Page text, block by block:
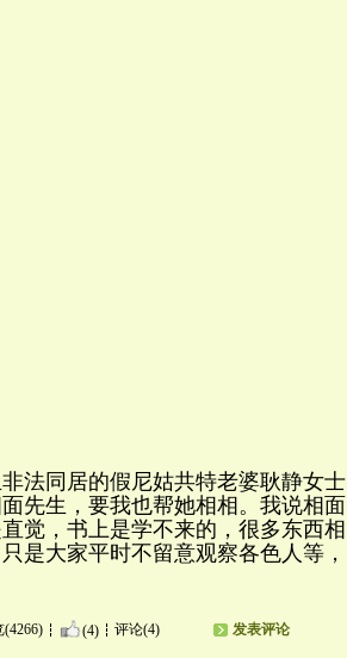
法同居的假尼姑共特老婆耿静女士
先生，要我也帮她相相。我说相面
觉，书上是学不来的，很多东西相
是大家平时不留意观察各色人等，
(4266) (4) 评论(4) 发表评论